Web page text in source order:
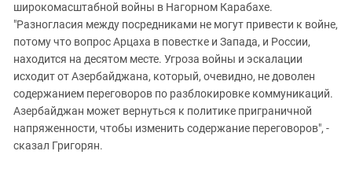
широкомасштабной войны в Нагорном Карабахе.
"Разногласия между посредниками не могут привести к войне,
потому что вопрос Арцаха в повестке и Запада, и России,
находится на десятом месте. Угроза войны и эскалации
исходит от Азербайджана, который, очевидно, не доволен
содержанием переговоров по разблокировке коммуникаций.
Азербайджан может вернуться к политике приграничной
напряженности, чтобы изменить содержание переговоров", -
сказал Григорян.